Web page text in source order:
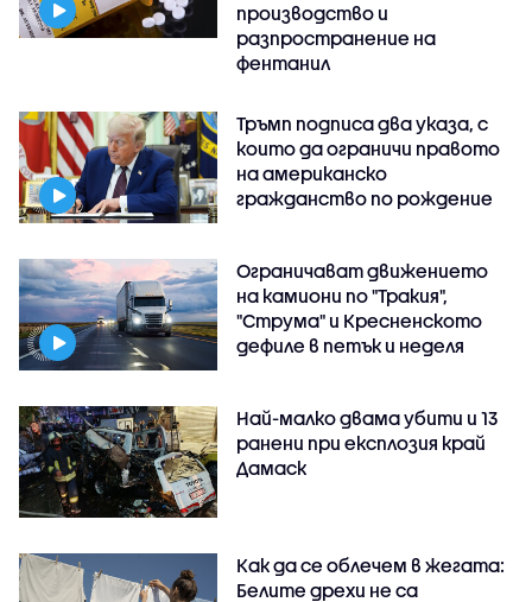
производство и
разпространение на
фентанил
Тръмп подписа два указа, с
които да ограничи правото
на американско
гражданство по рождение
Ограничават движението
на камиони по "Тракия",
"Струма" и Кресненското
дефиле в петък и неделя
Най-малко двама убити и 13
ранени при експлозия край
Дамаск
Как да се облечем в жегата:
Белите дрехи не са